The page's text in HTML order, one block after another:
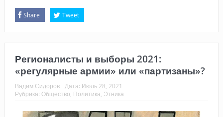
Share Tweet
Регионалисты и выборы 2021:
«регулярные армии» или «партизаны»?
Вадим Сидоров Дата: Июль 28, 2021
Рубрика: Общество Политика Этника